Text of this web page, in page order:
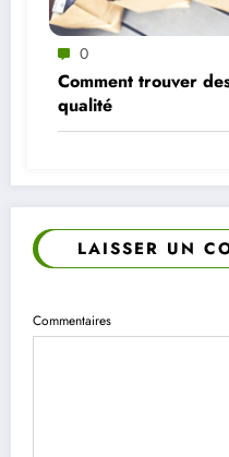
0
Comment trouver
qualité
LAISSER UN
Commentaires